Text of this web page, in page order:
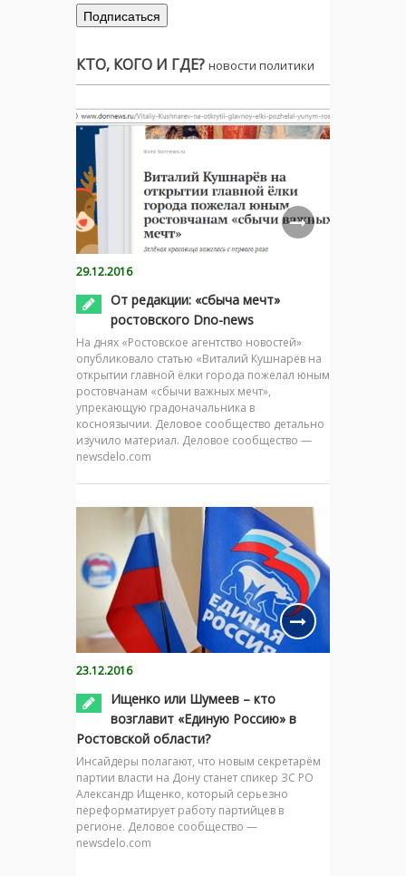
КТО, КОГО И ГДЕ? новости политики
29.12.2016
От редакции: «сбыча мечт»
ростовского Dno-news
На днях «Ростовское агентство новостей»
опубликовало статью «Виталий Кушнарёв на
открытии главной ёлки города пожелал юным
ростовчанам «сбычи важных мечт»,
упрекающую градоначальника в
косноязычии. Деловое сообщество детально
изучило материал. Деловое сообщество —
newsdelo.com
23.12.2016
Ищенко или Шумеев – кто
возглавит «Единую Россию» в
Ростовской области?
Инсайдеры полагают, что новым секретарём
партии власти на Дону станет спикер ЗС РО
Александр Ищенко, который серьезно
переформатирует работу партийцев в
регионе. Деловое сообщество —
newsdelo.com